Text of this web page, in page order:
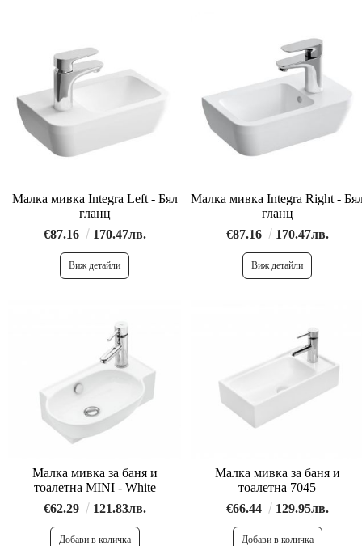
Малка мивка Integra Left - Бял
гланц
€87.16
170.47лв.
Виж детайли
Малка мивка Integra Right -
гланц
€87.16
170.47лв.
Виж детайли
Малка мивка за баня и
тоалетна MINI - White
€62.29
121.83лв.
Малка мивка за баня и
тоалетна 7045
€66.44
129.95лв.